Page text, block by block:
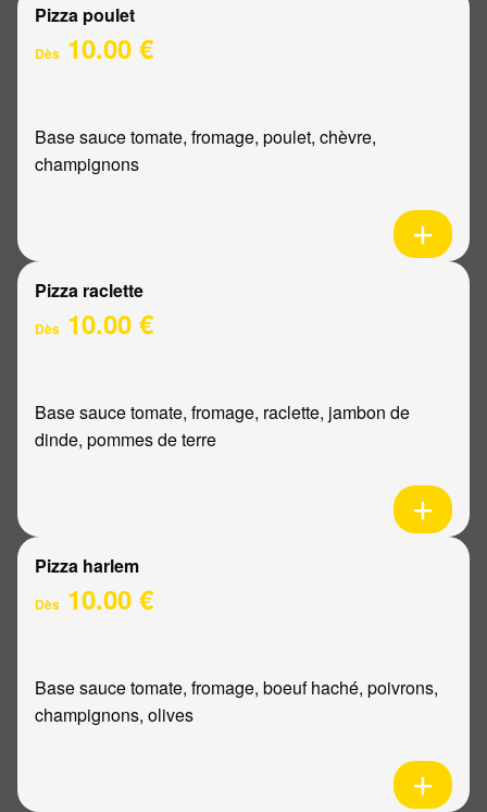
Pizza poulet
Dès 10.00 €
Base sauce tomate, fromage, poulet, chèvre,
champignons
Pizza raclette
Dès 10.00 €
Base sauce tomate, fromage, raclette, jambon de
dinde, pommes de terre
Pizza harlem
Dès 10.00 €
Base sauce tomate, fromage, boeuf haché, poivrons,
champignons, olives